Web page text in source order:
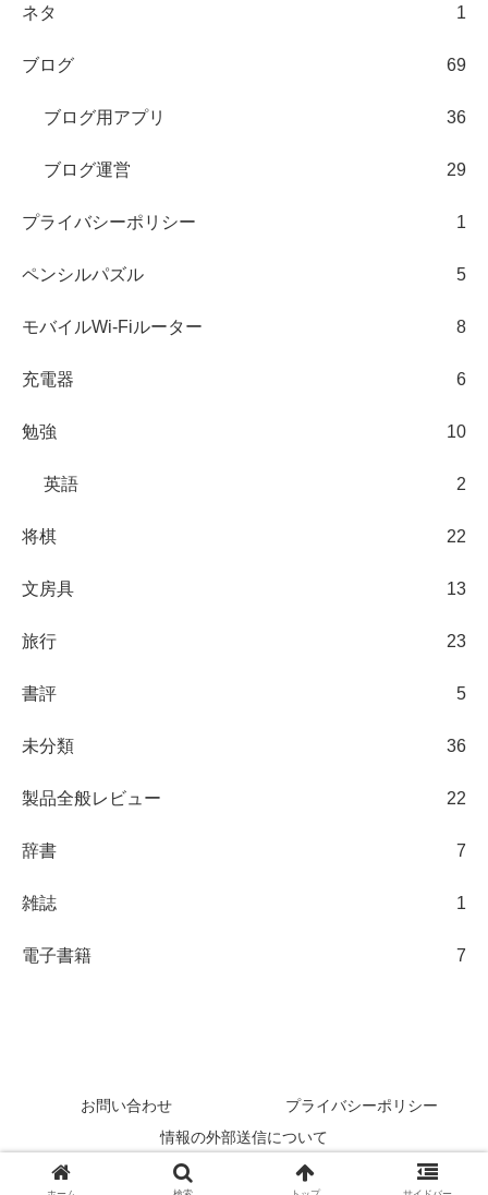
ネタ 1
ブログ 69
ブログ用アプリ 36
ブログ運営 29
プライバシーポリシー 1
ペンシルパズル 5
モバイルWi-Fiルーター 8
充電器 6
勉強 10
英語 2
将棋 22
文房具 13
旅行 23
書評 5
未分類 36
製品全般レビュー 22
辞書 7
雑誌 1
電子書籍 7
お問い合わせ
プライバシーポリシー
情報の外部送信について
© 2012 日々の観察ブログ.